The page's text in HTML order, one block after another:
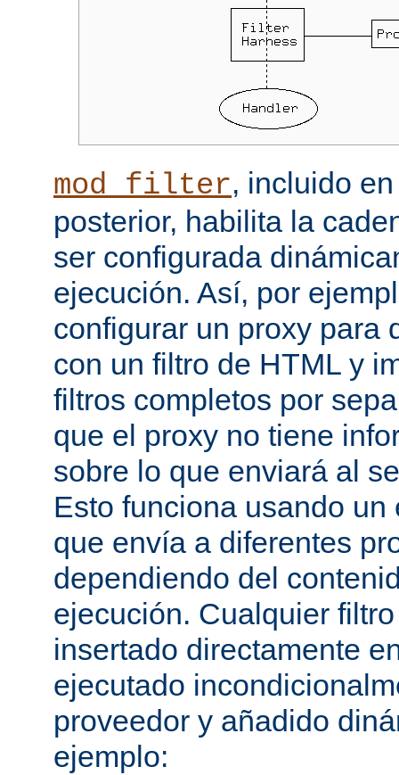
mod_filter, incluido
posterior, habilita la
ser configurada
ejecución. Así, por
configurar un proxy para
con un filtro de HTML y
filtros completos por
que el proxy no tiene
sobre lo que enviará al
Esto funciona usando un
que envía a diferentes
dependiendo del
ejecución. Cualquier
insertado directamente
ejecutado
proveedor y añadido
ejemplo: